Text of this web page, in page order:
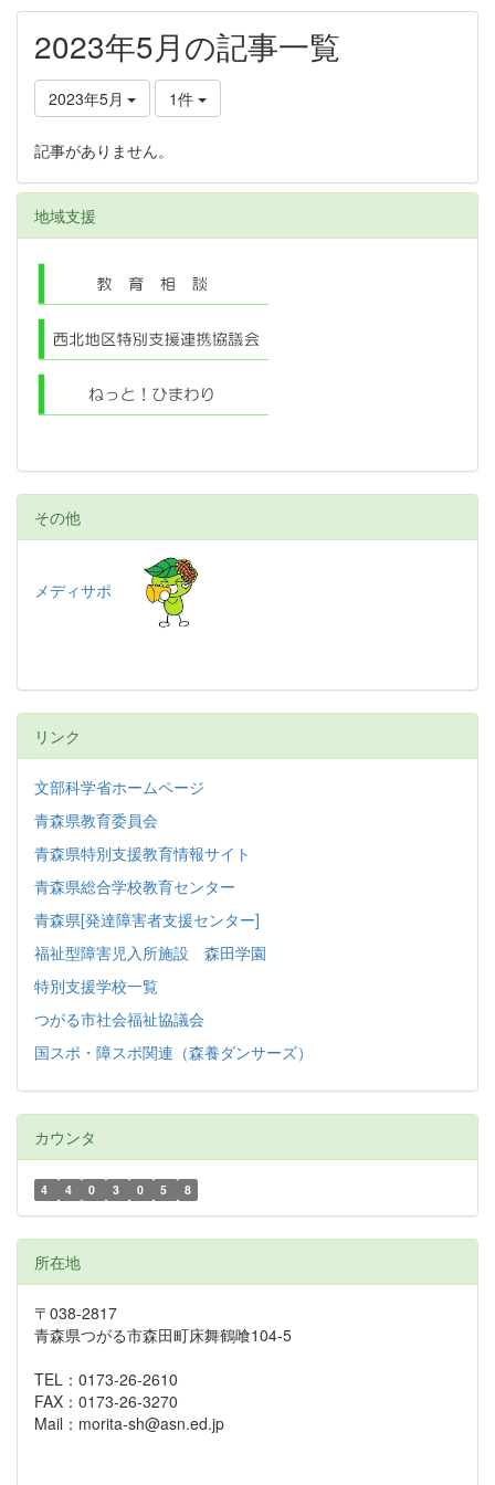
2023年5月の記事一覧
2023年5月 1件
記事がありません。
地域支援
その他
メディサポ
リンク
文部科学省ホームページ
青森県教育委員会
青森県特別支援教育情報サイト
青森県総合学校教育センター
青森県[発達障害者支援センター]
福祉型障害児入所施設 森田学園
特別支援学校一覧
つがる市社会福祉協議会
国スポ・障スポ関連（森養ダンサーズ）
カウンタ
4 4 0 3 0 5 8
所在地
〒038-2817
青森県つがる市森田町床舞鶴喰104-5
TEL：0173-26-2610
FAX：0173-26-3270
Mail：morita-sh@asn.ed.jp